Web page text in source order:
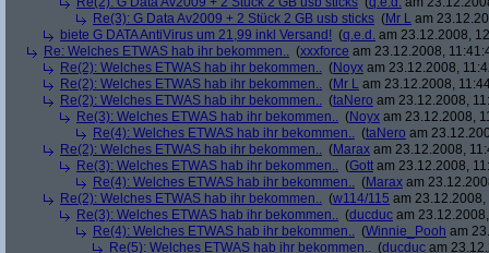
Re(3): G Data Av2009 + 2 Stück 2 GB usb sticks (Mr L am
biete G DATA AntiVirus um 21,99 inkl Versand! (q.e.d. am 23.12.2008,
Re: Welches ETWAS hab ihr bekommen.. (xxxforce am 23.12.2008,
Re(2): Welches ETWAS hab ihr bekommen.. (Noyx am 23.12.2008,
Re(2): Welches ETWAS hab ihr bekommen.. (Mr L am 23.12.2008,
Re(2): Welches ETWAS hab ihr bekommen.. (taNero am 23.12.2008,
Re(3): Welches ETWAS hab ihr bekommen.. (Noyx am 23.12.2008,
Re(4): Welches ETWAS hab ihr bekommen.. (taNero am
Re(2): Welches ETWAS hab ihr bekommen.. (Marax am 23.12.2008,
Re(3): Welches ETWAS hab ihr bekommen.. (Gott am 23.12.2008,
Re(4): Welches ETWAS hab ihr bekommen.. (Marax am
Re(2): Welches ETWAS hab ihr bekommen.. (w114/115 am 23.12.2008,
Re(3): Welches ETWAS hab ihr bekommen.. (ducduc am
Re(4): Welches ETWAS hab ihr bekommen.. (Winnie_Pooh am
Re(5): Welches ETWAS hab ihr bekommen.. (ducduc am